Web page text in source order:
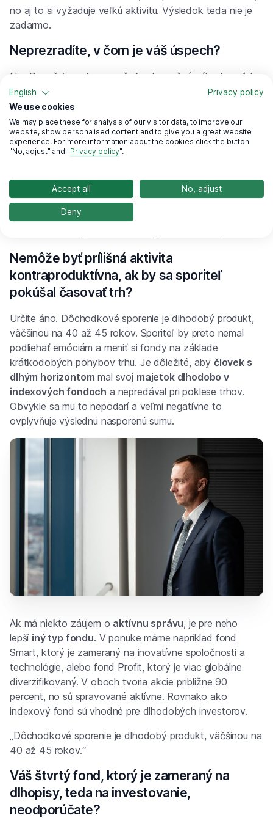
no aj to si vyžaduje veľkú aktivitu. Výsledok teda nie je
zadarmo.
Neprezradíte, v čom je váš úspech?
Nie. Považujeme to za našu konkurenčnú výhodu, vďaka
ktorej sme lepší ako ostatní.
Rezonuje okrem výnosu pri rozhodovaní aj
iný benefit?
Snažíme sa o čo najlepšie služby pre klientov, aby ich
mobilnej apke
majú naši sporitelia prehľad o stave
svojho dôchodkového účtu,
zarobili, môžu pohodlne pracovať so svojím účtom,
Nemôže byť prílišná aktivita
kontraproduktívna, ak by sa sporiteľ
pokúšal časovať trh?
Určite áno. Dôchodkové sporenie je dlhodobý produkt,
väčšinou na 40 až 45 rokov. Sporiteľ by preto nemal
podliehať emóciám a meniť si fondy na základe
krátkodobých pohybov trhu. Je dôležité, aby človek s
dlhým horizontom mal svoj majetok dlhodobo v
indexových fondoch a nepredával pri poklese trhov.
Obvykle sa mu to nepodarí a veľmi negatívne to
ovplyvňuje výslednú nasporenú sumu.
Ak má niekto záujem o aktívnu správu, je pre neho
lepší iný typ fondu. V ponuke máme napríklad fond
Smart, ktorý je zameraný na inovatívne spoločnosti a
technológie, alebo fond Profit, ktorý je viac globálne
diverzifikovaný. V oboch tvoria akcie približne 90
percent, no sú spravované aktívne. Rovnako ako
indexový fond sú vhodné pre dlhodobých investorov.
„Dôchodkové sporenie je dlhodobý produkt, väčšinou na
40 až 45 rokov.“
Váš štvrtý fond, ktorý je zameraný na
dlhopisy, teda na investovanie,
neodporúčate?
English
Privacy policy
We use cookies
We may place these for analysis of our visitor data, to improve our
website, show personalised content and to give you a great website
experience. For more information about the cookies click the button
"No, adjust" and "Privacy policy".
Accept all No, adjust
Deny